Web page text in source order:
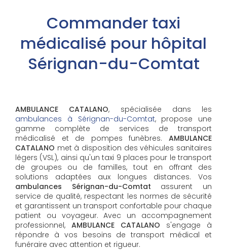
Commander taxi
médicalisé pour hôpital
Sérignan-du-Comtat
AMBULANCE CATALANO, spécialisée dans les
ambulances à Sérignan-du-Comtat, propose une
gamme complète de services de transport
médicalisé et de pompes funèbres. AMBULANCE
CATALANO met à disposition des véhicules sanitaires
légers (VSL), ainsi qu'un taxi 9 places pour le transport
de groupes ou de familles, tout en offrant des
solutions adaptées aux longues distances. Vos
ambulances Sérignan-du-Comtat assurent un
service de qualité, respectant les normes de sécurité
et garantissent un transport confortable pour chaque
patient ou voyageur. Avec un accompagnement
professionnel, AMBULANCE CATALANO s'engage à
répondre à vos besoins de transport médical et
funéraire avec attention et rigueur.